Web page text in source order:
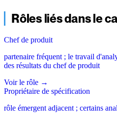
Rôles liés dans le
Chef de produit
partenaire fréquent ; le travail
des résultats du chef de produit
Voir le rôle →
Propriétaire de spécification
rôle émergent adjacent ; certains